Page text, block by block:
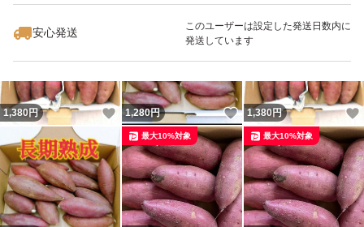
安心発送
このユーザーは設定した発送日数内に
発送しています
1,380円 いいね！
1,280円 いいね！
1,380円
最大10%対象 最大10%対象